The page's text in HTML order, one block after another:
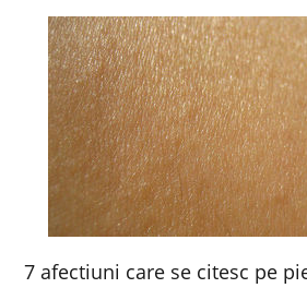
7 afectiuni care se citesc pe